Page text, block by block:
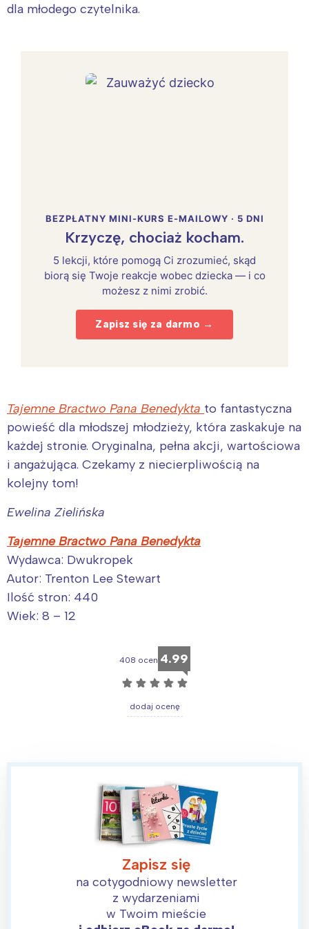
dla młodego czytelnika.
BEZPŁATNY MINI-KURS E-MAILOWY · 5 DNI
Krzyczę, chociaż kocham.
5 lekcji, które pomogą Ci zrozumieć, skąd
biorą się Twoje reakcje wobec dziecka — i co
możesz z nimi zrobić.
Zapisz się za darmo →
Tajemne Bractwo Pana Benedykta to fantastyczna
powieść dla młodszej młodzieży, która zaskakuje na
każdej stronie. Oryginalna, pełna akcji, wartościowa
i angażująca. Czekamy z niecierpliwością na
kolejny tom!
Ewelina Zielińska
Tajemne Bractwo Pana Benedykta
Wydawca: Dwukropek
Autor: Trenton Lee Stewart
Ilość stron: 440
Wiek: 8 – 12
408 ocen 4.99
☆ ☆ ☆ ☆ ☆
dodaj ocenę
Zapisz się
na cotygodniowy newsletter
z wydarzeniami
w Twoim mieście